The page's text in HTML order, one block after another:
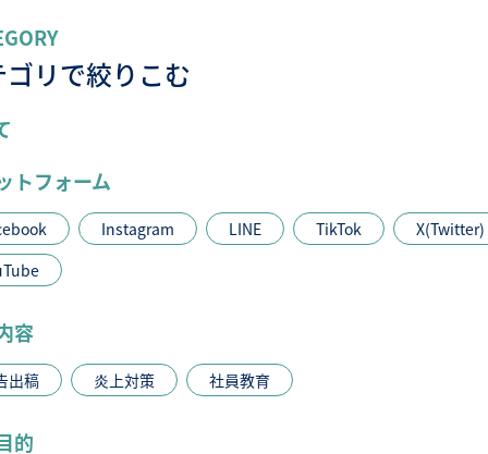
リで絞りこむ
トフォーム
Instagram LINE TikTok
X(Twitter)
容
出稿 炎上対策 社員教育
的